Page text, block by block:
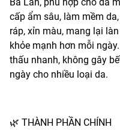
cấp ẩm sâu, làm mềm
ráp, xỉn màu, mang lại
khỏe mạnh hơn mỗi
thấu nhanh, không gây
ngày cho nhiều loại da.
🌿 THÀNH PHẦN CHÍNH